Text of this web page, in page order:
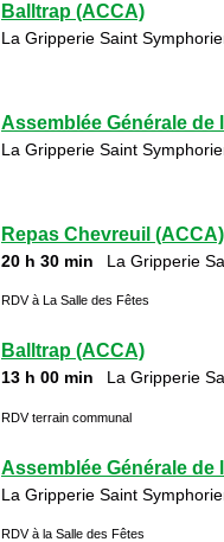
Balltrap (ACCA)
La Gripperie Saint
Assemblée Générale de
La Gripperie Saint
Repas Chevreuil (ACCA)
20 h 30 min La Gripperie
RDV à La Salle des Fêtes
Balltrap (ACCA)
13 h 00 min La Gripperie
RDV terrain communal
Assemblée Générale de
La Gripperie Saint
RDV à la Salle des Fêtes